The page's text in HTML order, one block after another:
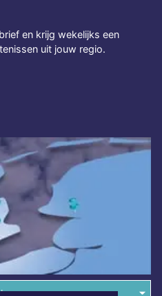
en krijg wekelijks een
uit jouw regio.